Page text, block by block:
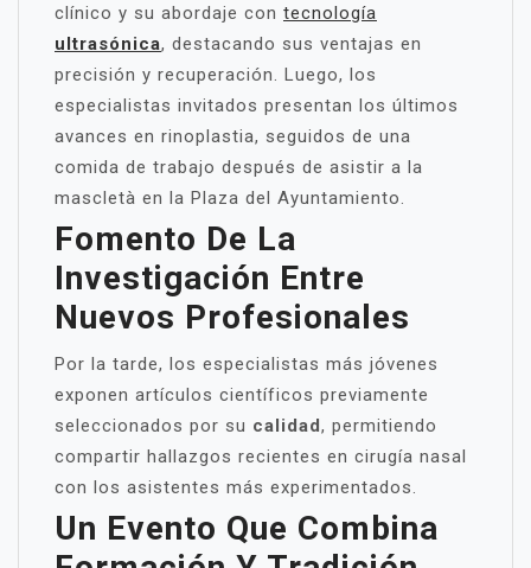
clínico y su abordaje con tecnología
ultrasónica, destacando sus ventajas en
precisión y recuperación. Luego, los
especialistas invitados presentan los últimos
avances en rinoplastia, seguidos de una
comida de trabajo después de asistir a la
mascletà en la Plaza del Ayuntamiento.
Fomento De La
Investigación Entre
Nuevos Profesionales
Por la tarde, los especialistas más jóvenes
exponen artículos científicos previamente
seleccionados por su calidad, permitiendo
compartir hallazgos recientes en cirugía nasal
con los asistentes más experimentados.
Un Evento Que Combina